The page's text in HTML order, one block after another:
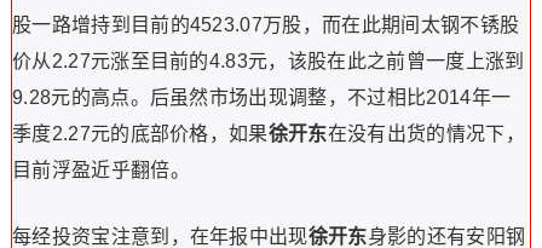
股一路增持到目前的4523.07万股，而在此期间太钢不锈股
价从2.27元涨至目前的4.83元，该股在此之前曾一度上涨到
9.28元的高点。后虽然市场出现调整，不过相比2014年一
季度2.27元的底部价格，如果徐开东在没有出货的情况下，
目前浮盈近乎翻倍。
每经投资宝注意到，在年报中出现徐开东身影的还有安阳钢